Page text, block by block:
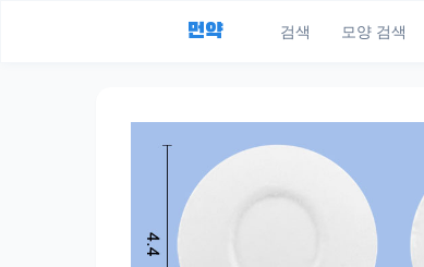
먼약 검색 모양 검색